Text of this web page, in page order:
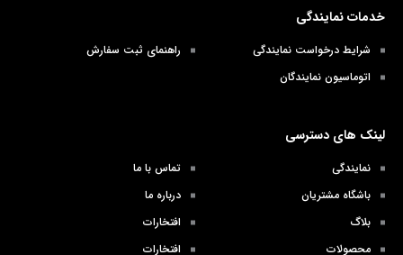
خدمات نمایندگی
شرایط درخواست نمایندگی
اتوماسیون نمایندگان
راهنمای ثبت سفارش
لینک های دسترسی
نمایندگی
باشگاه مشتریان
بلاگ
محصولات
تماس با ما
درباره ما
افتخارات
افتخارات